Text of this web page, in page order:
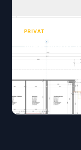
PRIVAT
MFH